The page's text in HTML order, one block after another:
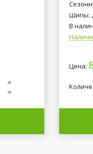
Шипы:
В
Цена: